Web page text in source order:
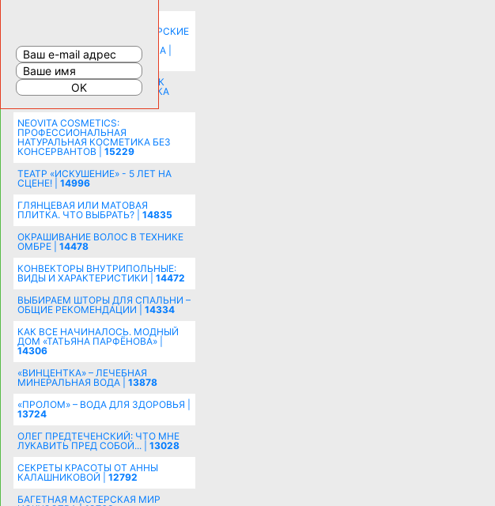
КОМНАТУ: ХИТРЫЕ ДИЗАЙНЕРСКИЕ
РАСШИРЕНИЯ ПРОСТРАНСТВА |
16193
СОБИРАЕМСЯ НА ПРАЗДНИК К
МОЛОДОЖЕНАМ: ПОДГОТОВКА
NEOVITA COSMETICS:
ПРОФЕССИОНАЛЬНАЯ
НАТУРАЛЬНАЯ КОСМЕТИКА БЕЗ
КОНСЕРВАНТОВ | 15229
ТЕАТР «ИСКУШЕНИЕ» - 5 ЛЕТ НА
СЦЕНЕ! | 14996
ГЛЯНЦЕВАЯ ИЛИ МАТОВАЯ
ПЛИТКА. ЧТО ВЫБРАТЬ? | 14835
ОКРАШИВАНИЕ ВОЛОС В ТЕХНИКЕ
ОМБРЕ | 14478
КОНВЕКТОРЫ ВНУТРИПОЛЬНЫЕ:
ВИДЫ И ХАРАКТЕРИСТИКИ | 14472
ВЫБИРАЕМ ШТОРЫ ДЛЯ СПАЛЬНИ –
ОБЩИЕ РЕКОМЕНДАЦИИ | 14334
КАК ВСЕ НАЧИНАЛОСЬ. МОДНЫЙ
ДОМ «ТАТЬЯНА ПАРФЁНОВА» |
14306
«ВИНЦЕНТКА» – ЛЕЧЕБНАЯ
МИНЕРАЛЬНАЯ ВОДА | 13878
«ПРОЛОМ» – ВОДА ДЛЯ ЗДОРОВЬЯ |
13724
ОЛЕГ ПРЕДТЕЧЕНСКИЙ: ЧТО МНЕ
ЛУКАВИТЬ ПРЕД СОБОЙ... | 13028
СЕКРЕТЫ КРАСОТЫ ОТ АННЫ
КАЛАШНИКОВОЙ | 12792
БАГЕТНАЯ МАСТЕРСКАЯ МИР